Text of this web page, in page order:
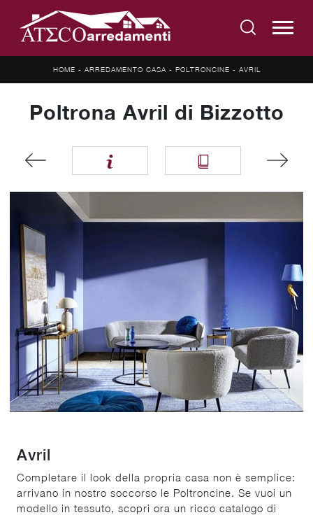
HOME - ARREDAMENTO CASA - POLTRONCINE - AVRIL
Poltrona Avril di Bizzotto
Avril
Completare il look della propria casa non è semplice:
arrivano in nostro soccorso le Poltroncine. Se vuoi un
modello in tessuto, scopri ora un ricco catalogo di